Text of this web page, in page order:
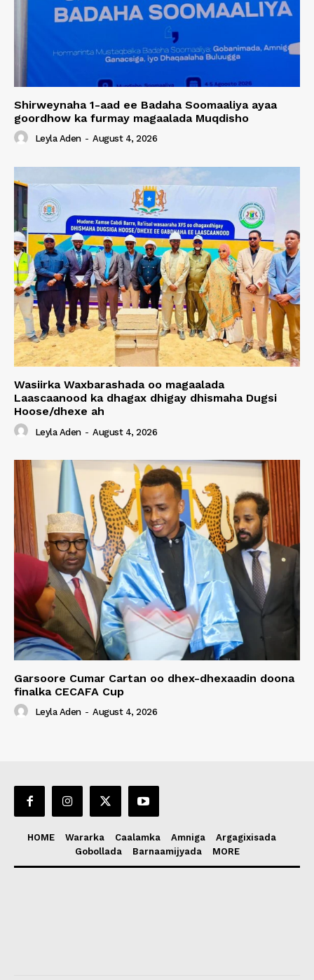
Shirweynaha 1-aad ee Badaha Soomaaliya ayaa
goordhow ka furmay magaalada Muqdisho
Leyla Aden - August 4, 2026
Wasiirka Waxbarashada oo magaalada
Laascaanood ka dhagax dhigay dhismaha Dugsi
Hoose/dhexe ah
Leyla Aden - August 4, 2026
Garsoore Cumar Cartan oo dhex-dhexaadin doona
finalka CECAFA Cup
Leyla Aden - August 4, 2026
HOME Wararka Caalamka Amniga
Argagixisada
Gobollada
Barnaamijyada MORE